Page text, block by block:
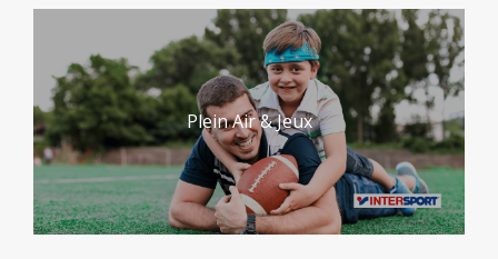
Plein Air & Jeux